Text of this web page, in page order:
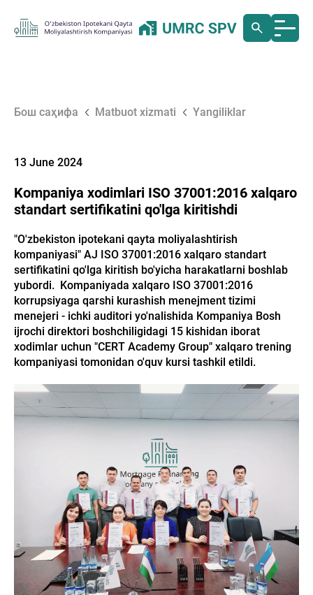
Бош саҳифа Matbuot xizmati Yangiliklar
13 June 2024
Kompaniya xodimlari ISO 37001:2016 xalqaro
standart sertifikatini qo'lga kiritishdi
"O'zbekiston ipotekani qayta moliyalashtirish
kompaniyasi" AJ ISO 37001:2016 xalqaro standart
sertifikatini qo'lga kiritish bo'yicha harakatlarni boshlab
yubordi. Kompaniyada xalqaro ISO 37001:2016
korrupsiyaga qarshi kurashish menejment tizimi
menejeri - ichki auditori yo'nalishida Kompaniya Bosh
ijrochi direktori boshchiligidagi 15 kishidan iborat
xodimlar uchun "CERT Academy Group" xalqaro trening
kompaniyasi tomonidan o'quv kursi tashkil etildi.